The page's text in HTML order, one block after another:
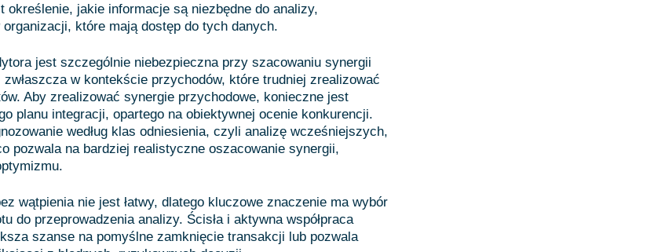
określenie, jakie informacje są niezbędne do analizy,
które mają dostęp do tych danych.
jest szczególnie niebezpieczna przy szacowaniu synergii
w kontekście przychodów, które trudniej zrealizować
Aby zrealizować synergie przychodowe, konieczne jest
planu integracji, opartego na obiektywnej ocenie konkurencji.
według klas odniesienia, czyli analizę wcześniejszych,
pozwala na bardziej realistyczne oszacowanie synergii,
wątpienia nie jest łatwy, dlatego kluczowe znaczenie ma wybór
do przeprowadzenia analizy. Ścisła i aktywna współpraca
szanse na pomyślne zamknięcie transakcji lub pozwala